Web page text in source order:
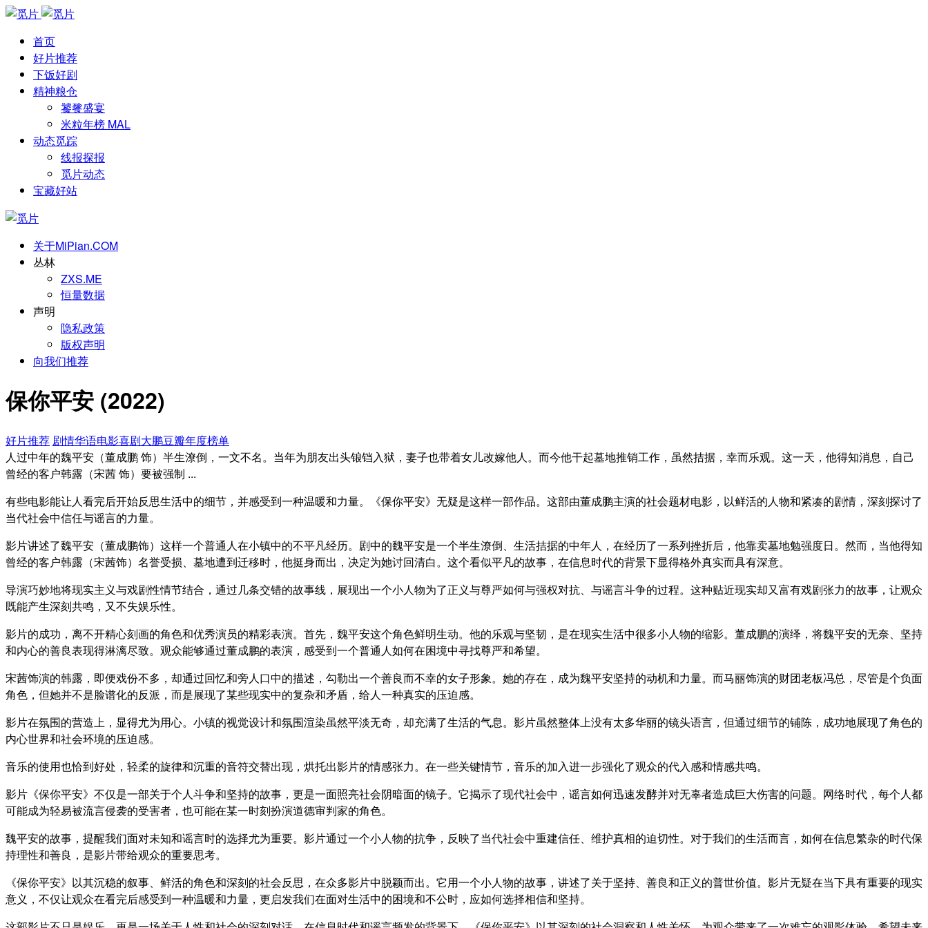
首页
好片推荐
下饭好剧
精神粮仓
饕餮盛宴
米粒年榜 MAL
动态觅踪
线报探报
觅片动态
宝藏好站
关于MiPian.COM
丛林
ZXS.ME
恒量数据
声明
隐私政策
版权声明
向我们推荐
保你平安 (2022)
好片推荐 剧情华语电影喜剧大鹏豆瓣年度榜单
人过中年的魏平安（董成鹏 饰）半生潦倒，一文不名。当年为朋友出头锒铛入狱，妻子也带着女儿改嫁他人。而今他干起墓地推销工作，虽然拮据，幸而乐观。这一天，他得知消息，自己
曾经的客户韩露（宋茜 饰）要被强制 ...
有些电影能让人看完后开始反思生活中的细节，并感受到一种温暖和力量。《保你平安》无疑是这样一部作品。这部由董成鹏主演的社会题材电影，以鲜活的人物和紧凑的剧情，深刻探讨了
当代社会中信任与谣言的力量。
影片讲述了魏平安（董成鹏饰）这样一个普通人在小镇中的不平凡经历。剧中的魏平安是一个半生潦倒、生活拮据的中年人，在经历了一系列挫折后，他靠卖墓地勉强度日。然而，当他得知
曾经的客户韩露（宋茜饰）名誉受损、墓地遭到迁移时，他挺身而出，决定为她讨回清白。这个看似平凡的故事，在信息时代的背景下显得格外真实而具有深意。
导演巧妙地将现实主义与戏剧性情节结合，通过几条交错的故事线，展现出一个小人物为了正义与尊严如何与强权对抗、与谣言斗争的过程。这种贴近现实却又富有戏剧张力的故事，让观众
既能产生深刻共鸣，又不失娱乐性。
影片的成功，离不开精心刻画的角色和优秀演员的精彩表演。首先，魏平安这个角色鲜明生动。他的乐观与坚韧，是在现实生活中很多小人物的缩影。董成鹏的演绎，将魏平安的无奈、坚持
和内心的善良表现得淋漓尽致。观众能够通过董成鹏的表演，感受到一个普通人如何在困境中寻找尊严和希望。
宋茜饰演的韩露，即便戏份不多，却通过回忆和旁人口中的描述，勾勒出一个善良而不幸的女子形象。她的存在，成为魏平安坚持的动机和力量。而马丽饰演的财团老板冯总，尽管是个负面
角色，但她并不是脸谱化的反派，而是展现了某些现实中的复杂和矛盾，给人一种真实的压迫感。
影片在氛围的营造上，显得尤为用心。小镇的视觉设计和氛围渲染虽然平淡无奇，却充满了生活的气息。影片虽然整体上没有太多华丽的镜头语言，但通过细节的铺陈，成功地展现了角色的
内心世界和社会环境的压迫感。
音乐的使用也恰到好处，轻柔的旋律和沉重的音符交替出现，烘托出影片的情感张力。在一些关键情节，音乐的加入进一步强化了观众的代入感和情感共鸣。
影片《保你平安》不仅是一部关于个人斗争和坚持的故事，更是一面照亮社会阴暗面的镜子。它揭示了现代社会中，谣言如何迅速发酵并对无辜者造成巨大伤害的问题。网络时代，每个人都
可能成为轻易被流言侵袭的受害者，也可能在某一时刻扮演道德审判家的角色。
魏平安的故事，提醒我们面对未知和谣言时的选择尤为重要。影片通过一个小人物的抗争，反映了当代社会中重建信任、维护真相的迫切性。对于我们的生活而言，如何在信息繁杂的时代保
持理性和善良，是影片带给观众的重要思考。
《保你平安》以其沉稳的叙事、鲜活的角色和深刻的社会反思，在众多影片中脱颖而出。它用一个小人物的故事，讲述了关于坚持、善良和正义的普世价值。影片无疑在当下具有重要的现实
意义，不仅让观众在看完后感受到一种温暖和力量，更启发我们在面对生活中的困境和不公时，应如何选择相信和坚持。